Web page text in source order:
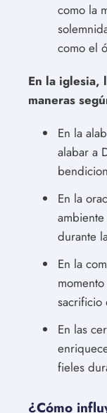
como la
como el
En la iglesia,
maneras
En la
alabar a
En la
durante
En la
sacrificio
En las
fieles
¿Cómo